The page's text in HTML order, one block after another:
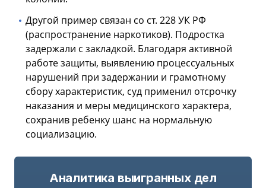
Другой пример связан со ст. 228 УК РФ
(распространение наркотиков). Подростка
задержали с закладкой. Благодаря активной
работе защиты, выявлению процессуальных
нарушений при задержании и грамотному
сбору характеристик, суд применил отсрочку
наказания и меры медицинского характера,
сохранив ребенку шанс на нормальную
социализацию.
Аналитика выигранных дел